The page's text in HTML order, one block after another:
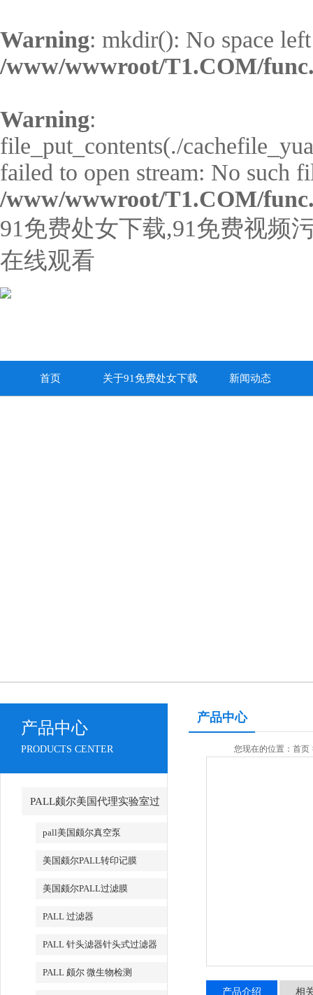
Warning: mkdir(): No space
/www/wwwroot/T1.COM/
Warning:
file_put_contents(./
failed to open stream: No such
/www/wwwroot/T1.COM/
91免费处女下载,91免费视频
在线观看
首页 关于91免费处女下载 新闻动态
产品中心
PRODUCTS CENTER
PALL颇尔美国代理实验室过
滤产品pall美国颇尔真空泵
美国颇尔PALL转印记膜
美国颇尔PALL过滤膜
PALL 过滤器
PALL 针头滤器针头式过滤器
PALL 颇尔 微生物检测
产品中心
您现在的位置： 首页
产品介绍 相